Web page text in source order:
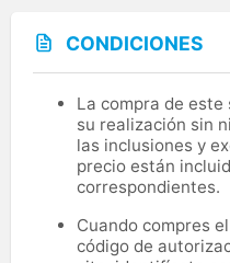
CONDICIONES
La compra de
su realización sin
las inclusiones y
precio están
correspondientes.
Cuando compres
código de